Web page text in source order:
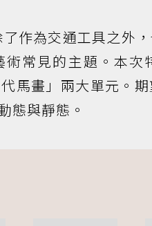
作為交通工具之外
常見的主題。本次
馬畫」兩大單元。
態與靜態。